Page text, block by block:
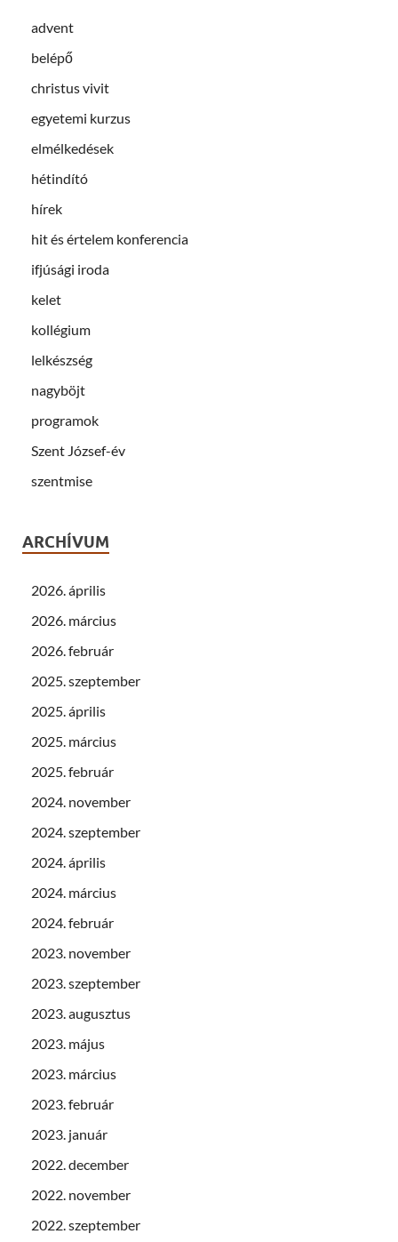
advent
belépő
christus vivit
egyetemi kurzus
elmélkedések
hétindító
hírek
hit és értelem konferencia
ifjúsági iroda
kelet
kollégium
lelkészség
nagyböjt
programok
Szent József-év
szentmise
ARCHÍVUM
2026. április
2026. március
2026. február
2025. szeptember
2025. április
2025. március
2025. február
2024. november
2024. szeptember
2024. április
2024. március
2024. február
2023. november
2023. szeptember
2023. augusztus
2023. május
2023. március
2023. február
2023. január
2022. december
2022. november
2022. szeptember